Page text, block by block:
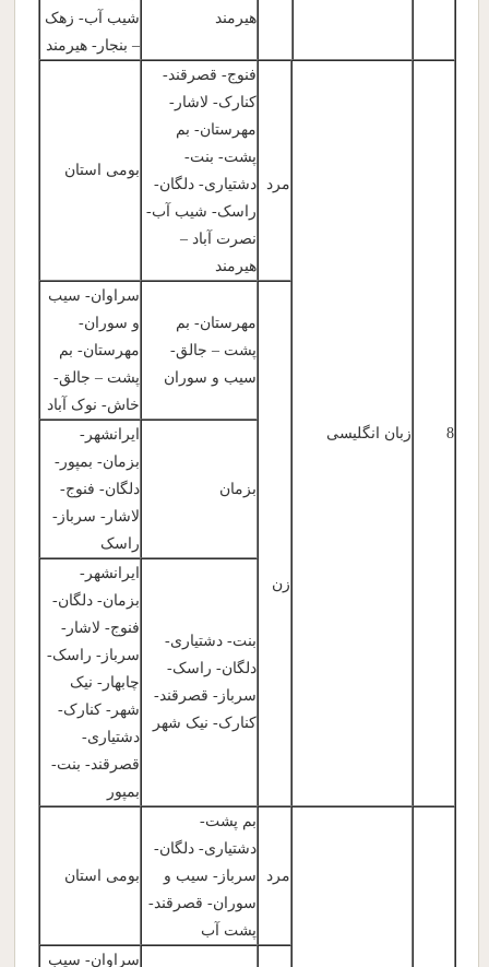
هیرمند
شیب آب- زهک
– بنجار- هیرمند
8 زبان انگلیسی
مرد
فنوج- قصرقند-
کنارک- لاشار-
مهرستان- بم
پشت- بنت-
دشتیاری- دلگان-
راسک- شیب آب-
نصرت آباد –
هیرمند
بومی استان
زن
مهرستان- بم
پشت – جالق-
سیب و سوران
سراوان- سیب
و سوران-
مهرستان- بم
پشت – جالق-
خاش- نوک آباد
بزمان
ایرانشهر-
بزمان- بمپور-
دلگان- فنوج-
لاشار- سرباز-
راسک
بنت- دشتیاری-
دلگان- راسک-
سرباز- قصرقند-
کنارک- نیک شهر
ایرانشهر-
بزمان- دلگان-
فنوج- لاشار-
سرباز- راسک-
چابهار- نیک
شهر- کنارک-
دشتیاری-
قصرقند- بنت-
بمپور
مرد
بم پشت-
دشتیاری- دلگان-
سرباز- سیب و
سوران- قصرقند-
پشت آب
بومی استان
سراوان- سیب